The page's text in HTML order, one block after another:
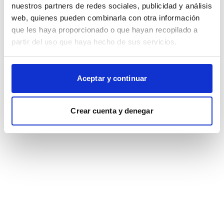
nuestros partners de redes sociales, publicidad y análisis
web, quienes pueden combinarla con otra información
que les haya proporcionado o que hayan recopilado a
partir del uso que haya hecho de sus servicios.
Aceptar y continuar
Crear cuenta y denegar
browser console for more information).